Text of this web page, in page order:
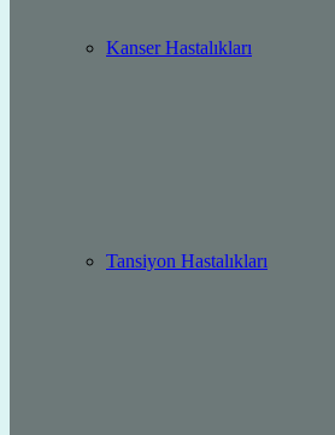
Kanser Hastalıkları
Tansiyon Hastalıkları